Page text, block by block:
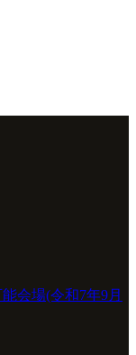
会場(令和7年9月